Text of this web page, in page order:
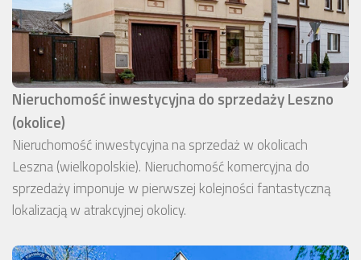
Nieruchomość inwestycyjna do sprzedaży Leszno
(okolice)
Nieruchomość inwestycyjna na sprzedaż w okolicach
Leszna (wielkopolskie). Nieruchomość komercyjna do
sprzedaży imponuje w pierwszej kolejności fantastyczną
lokalizacją w atrakcyjnej okolicy.